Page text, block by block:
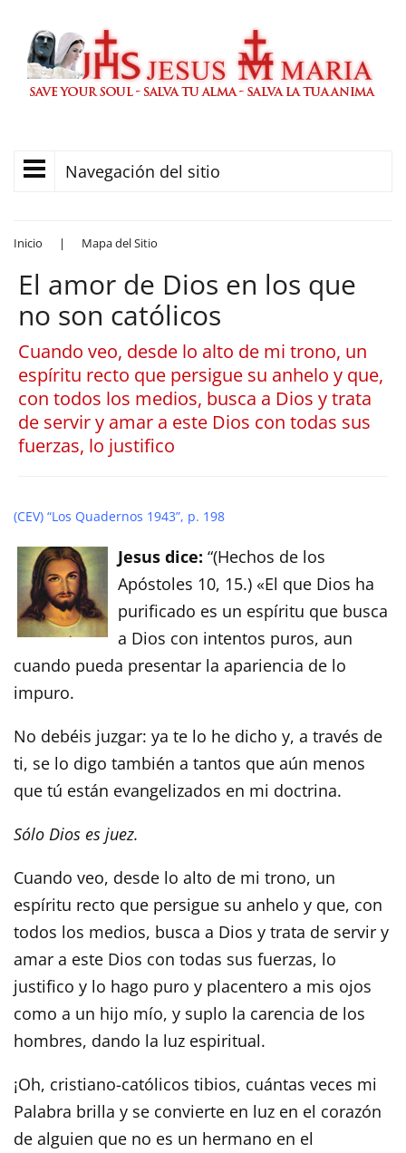
Navegación del sitio
Inicio | Mapa del Sitio
El amor de Dios en los que
no son católicos
Cuando veo, desde lo alto de mi trono, un
espíritu recto que persigue su anhelo y que,
con todos los medios, busca a Dios y trata
de servir y amar a este Dios con todas sus
fuerzas, lo justifico
(CEV) “Los Quadernos 1943”, p. 198
Jesus dice: “(Hechos de los
Apóstoles 10, 15.) «El que Dios ha
purificado es un espíritu que busca
a Dios con intentos puros, aun
cuando pueda presentar la apariencia de lo
impuro.
No debéis juzgar: ya te lo he dicho y, a través de
ti, se lo digo también a tantos que aún menos
que tú están evangelizados en mi doctrina.
Sólo Dios es juez.
Cuando veo, desde lo alto de mi trono, un
espíritu recto que persigue su anhelo y que, con
todos los medios, busca a Dios y trata de servir y
amar a este Dios con todas sus fuerzas, lo
justifico y lo hago puro y placentero a mis ojos
como a un hijo mío, y suplo la carencia de los
hombres, dando la luz espiritual.
¡Oh, cristiano-católicos tibios, cuántas veces mi
Palabra brilla y se convierte en luz en el corazón
de alguien que no es un hermano en el